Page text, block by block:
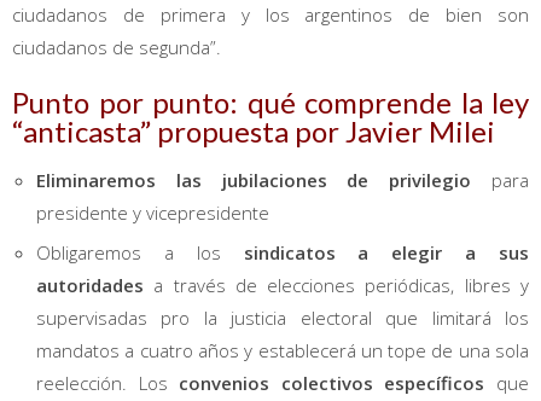
ciudadanos de primera y los argentinos de bien son
ciudadanos de segunda”.
Punto por punto: qué comprende la ley
“anticasta” propuesta por Javier Milei
Eliminaremos las jubilaciones de privilegio para
presidente y vicepresidente
Obligaremos a los sindicatos a elegir a sus
autoridades a través de elecciones periódicas, libres y
supervisadas pro la justicia electoral que limitará los
mandatos a cuatro años y establecerá un tope de una sola
reelección. Los convenios colectivos específicos que